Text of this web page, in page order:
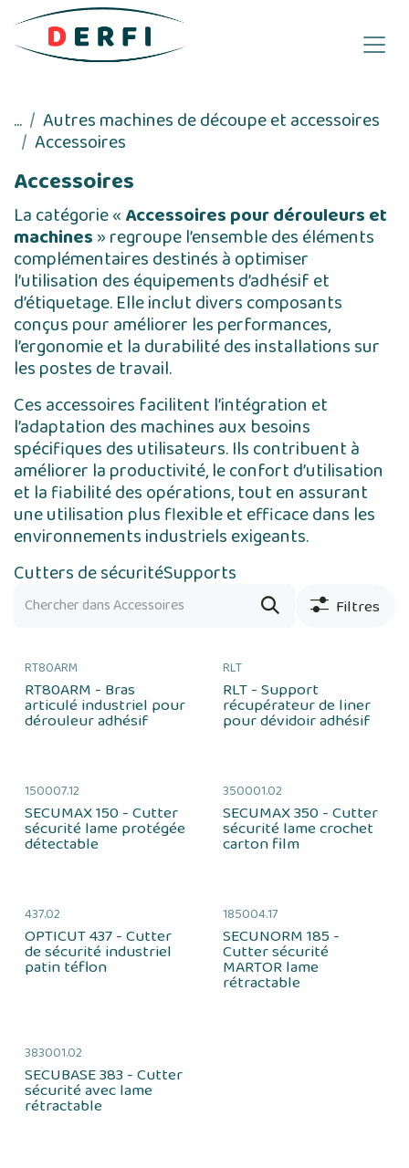
Se rendre au contenu
... Autres machines de découpe et accessoires
Accessoires
Accessoires
La catégorie «Accessoires pour dérouleurs et
machines» regroupe l’ensemble des éléments
complémentaires destinés à optimiser
l’utilisation des équipements d’adhésif et
d’étiquetage. Elle inclut divers composants
conçus pour améliorer les performances,
l’ergonomie et la durabilité des installations sur
les postes de travail.
Ces accessoires facilitent l’intégration et
l’adaptation des machines aux besoins
spécifiques des utilisateurs. Ils contribuent à
améliorer la productivité, le confort d’utilisation
et la fiabilité des opérations, tout en assurant
une utilisation plus flexible et efficace dans les
environnements industriels exigeants.
Cutters de sécuritéSupports
Filtres
RT80ARM
RT80ARM - Bras
articulé industriel pour
dérouleur adhésif
RLT
RLT - Support
récupérateur de liner
pour dévidoir adhésif
150007.12
SECUMAX 150 - Cutter
sécurité lame protégée
détectable
350001.02
SECUMAX 350 - Cutter
sécurité lame crochet
carton film
437.02
OPTICUT 437 - Cutter
de sécurité industriel
patin téflon
185004.17
SECUNORM 185 -
Cutter sécurité
MARTOR lame
rétractable
383001.02
SECUBASE 383 - Cutter
sécurité avec lame
rétractable